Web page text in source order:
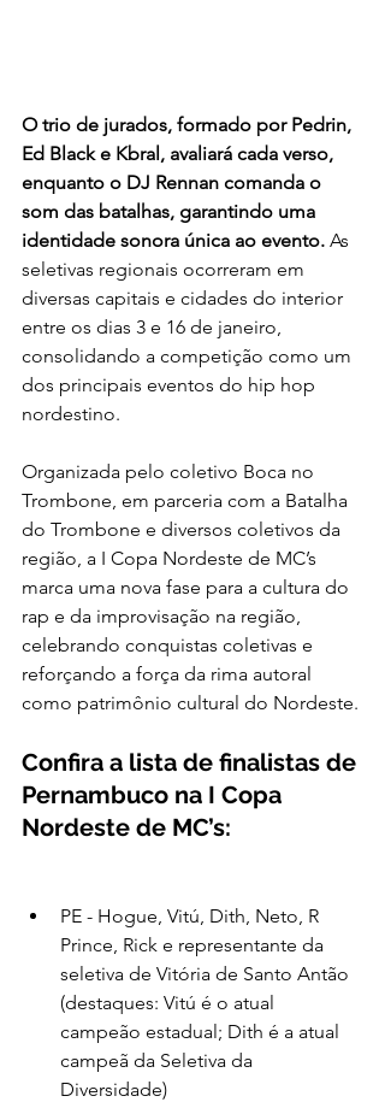
O trio de jurados, formado por Pedrin,
Ed Black e Kbral, avaliará cada verso,
enquanto o DJ Rennan comanda o
som das batalhas, garantindo uma
identidade sonora única ao evento. As
seletivas regionais ocorreram em
diversas capitais e cidades do interior
entre os dias 3 e 16 de janeiro,
consolidando a competição como um
dos principais eventos do hip hop
nordestino.
Organizada pelo coletivo Boca no
Trombone, em parceria com a Batalha
do Trombone e diversos coletivos da
região, a I Copa Nordeste de MC’s
marca uma nova fase para a cultura do
rap e da improvisação na região,
celebrando conquistas coletivas e
reforçando a força da rima autoral
como patrimônio cultural do Nordeste.
Confira a lista de finalistas de
Pernambuco na I Copa
Nordeste de MC’s:
PE - Hogue, Vitú, Dith, Neto, R
Prince, Rick e representante da
seletiva de Vitória de Santo Antão
(destaques: Vitú é o atual
campeão estadual; Dith é a atual
campeã da Seletiva da
Diversidade)